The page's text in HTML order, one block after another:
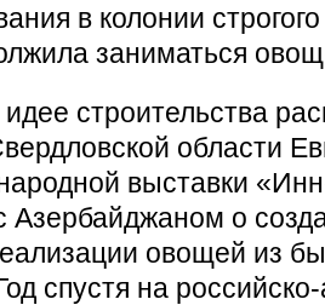
в колонии
заниматься
идее строительства
области
выставки
Азербайджаном о
овощей из
спустя на